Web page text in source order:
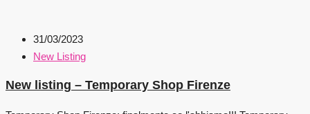
31/03/2023
New Listing
New listing – Temporary Shop Firenze